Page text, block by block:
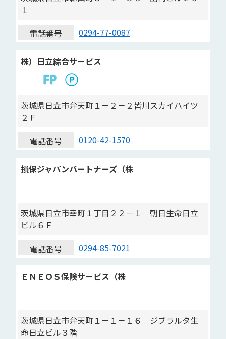
１
電話番号
0294-77-0087
株）日立綜合サービス
茨城県日立市弁天町１－２－２皆川スカイハイツ
２Ｆ
電話番号
0120-42-1570
損保ジャパンパートナーズ（株
茨城県日立市幸町１丁目２２－１ 朝日生命日立
ビル６Ｆ
電話番号
0294-85-7021
ＥＮＥＯＳ保険サービス（株
茨城県日立市弁天町１－１－１６ ジブラルタ生
命日立ビル３階